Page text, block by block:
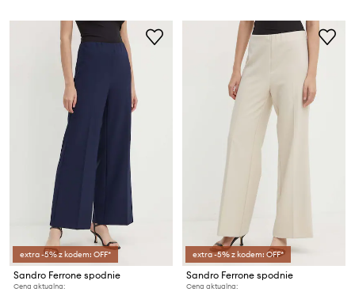
extra -5% z kodem: OFF*
Sandro Ferrone spodnie
Cena aktualna:
extra -5% z kodem: OFF*
Sandro Ferrone spodnie
Cena aktualna: